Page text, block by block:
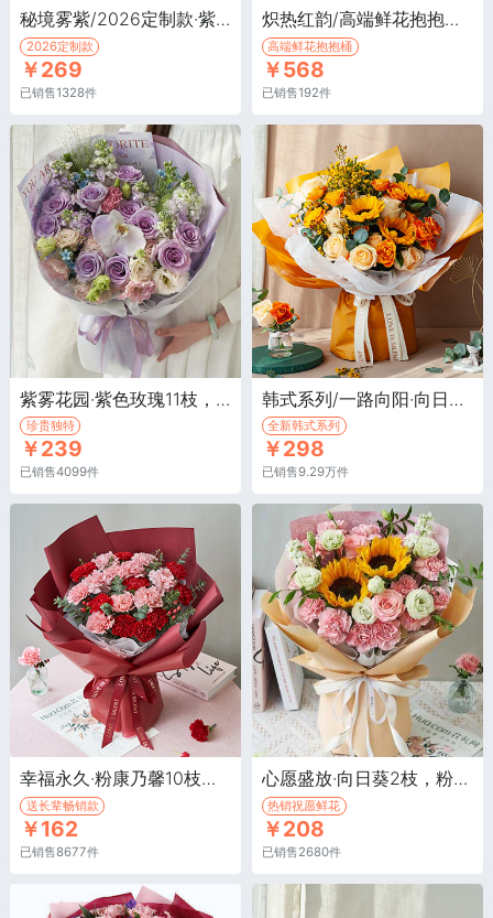
秘境雾紫/2026定制款·紫色玫瑰10枝，粉色玫瑰9枝，白色洋桔梗4枝喷紫色
2026定制款
￥269
已销售1328件
炽热红韵/高端鲜花抱抱桶·红玫瑰17枝，多头红玫瑰、香槟玫瑰、金红色针垫、红色腊梅、红掌、蝴蝶兰
高端鲜花抱抱桶
￥568
已销售192件
紫雾花园·紫色玫瑰11枝，紫色紫罗兰3枝，白色紫罗兰3枝
珍贵独特
￥239
已销售4099件
韩式系列/一路向阳·向日葵3枝、香槟玫瑰9枝、橙色多头玫5枝、黄色腊梅5枝、大叶尤加利5枝
全新韩式系列
￥298
已销售9.29万件
幸福永久·粉康乃馨10枝，红色康乃馨9枝
送长辈畅销款
￥162
已销售8677件
心愿盛放·向日葵2枝，粉色康乃馨13枝，戴安娜粉玫瑰2枝，紫罗兰，桔梗
热销祝愿鲜花
￥208
已销售2680件